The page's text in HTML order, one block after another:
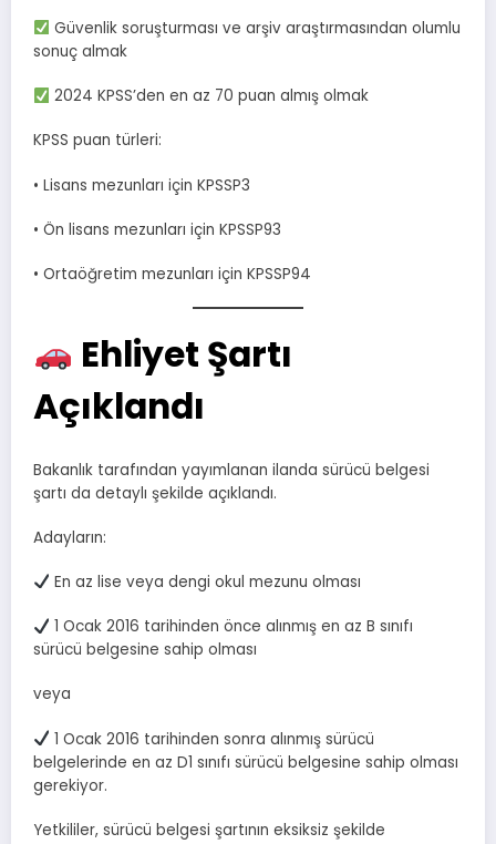
Güvenlik soruşturması ve arşiv araştırmasından olumlu
sonuç almak
2024 KPSS’den en az 70 puan almış olmak
KPSS puan türleri:
• Lisans mezunları için KPSSP3
• Ön lisans mezunları için KPSSP93
• Ortaöğretim mezunları için KPSSP94
Ehliyet Şartı
Açıklandı
Bakanlık tarafından yayımlanan ilanda sürücü belgesi
şartı da detaylı şekilde açıklandı.
Adayların:
En az lise veya dengi okul mezunu olması
1 Ocak 2016 tarihinden önce alınmış en az B sınıfı
sürücü belgesine sahip olması
veya
1 Ocak 2016 tarihinden sonra alınmış sürücü
belgelerinde en az D1 sınıfı sürücü belgesine sahip olması
gerekiyor.
Yetkililer, sürücü belgesi şartının eksiksiz şekilde